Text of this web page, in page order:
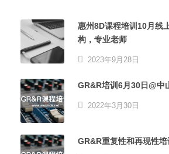
惠州8D课程培训10月线
构，专业老师
2023年9月28日
GR&R培训6月30日@中
2022年3月30日
GR&R重复性和再现性